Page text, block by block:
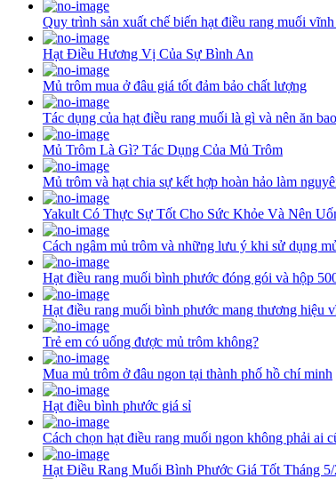
Quy trình sản xuất chế biến hạt điều rang muối
Hạt Điều Hương Vị Của Sự Bình An
Mủ trôm mua ở đâu giá tốt đảm bảo chất lượng
Tác dụng của hạt điều rang muối là gì và nên ăn
Mủ Trôm Là Gì? Tác Dụng Của Mủ Trôm
Mủ trôm và hạt chia sự kết hợp hoàn hảo làm
Yakult Có Thực Sự Tốt Cho Sức Khỏe Và Nên
Cách ngâm mủ trôm và những lưu ý khi sử dụng
Hạt điều rang muối bình phước đóng gói và hộp
Hạt điều rang muối bình phước mang thương hiệu
Trẻ em có uống được mủ trôm không?
Mua mủ trôm ở đâu ngon tại thành phố hồ chí minh
Hạt điều bình phước giá sỉ
Cách chọn hạt điều rang muối ngon không phải ai
Hạt Điều Rang Muối Bình Phước Giá Tốt Tháng